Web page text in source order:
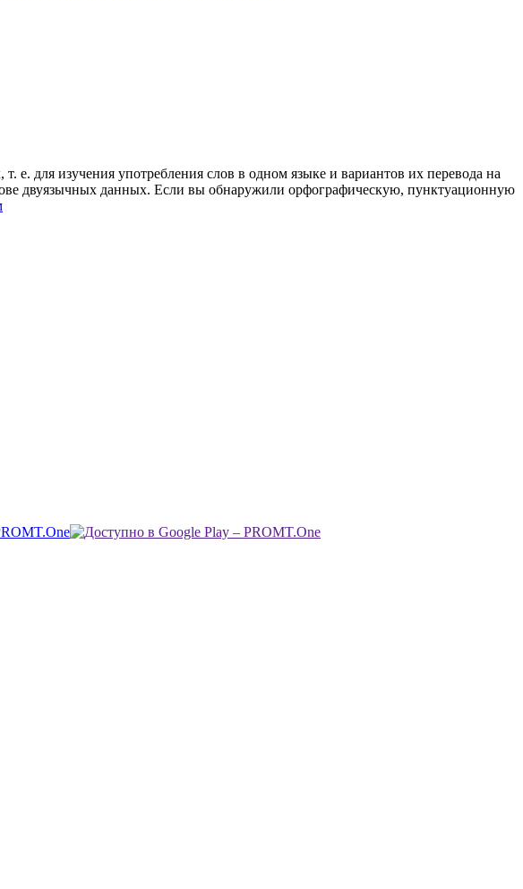
е. для изучения употребления слов в одном языке и вариантов их перевода на
двуязычных данных. Если вы обнаружили орфографическую, пунктуационную